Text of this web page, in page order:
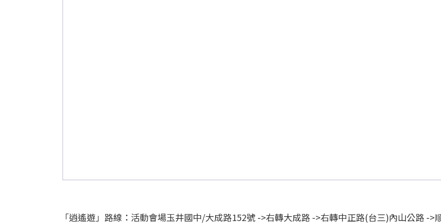
「逍遙遊」路線：活動會場玉井國中/大成路152號 ->右轉大成路 ->右轉中正路(台三)內山公路 ->